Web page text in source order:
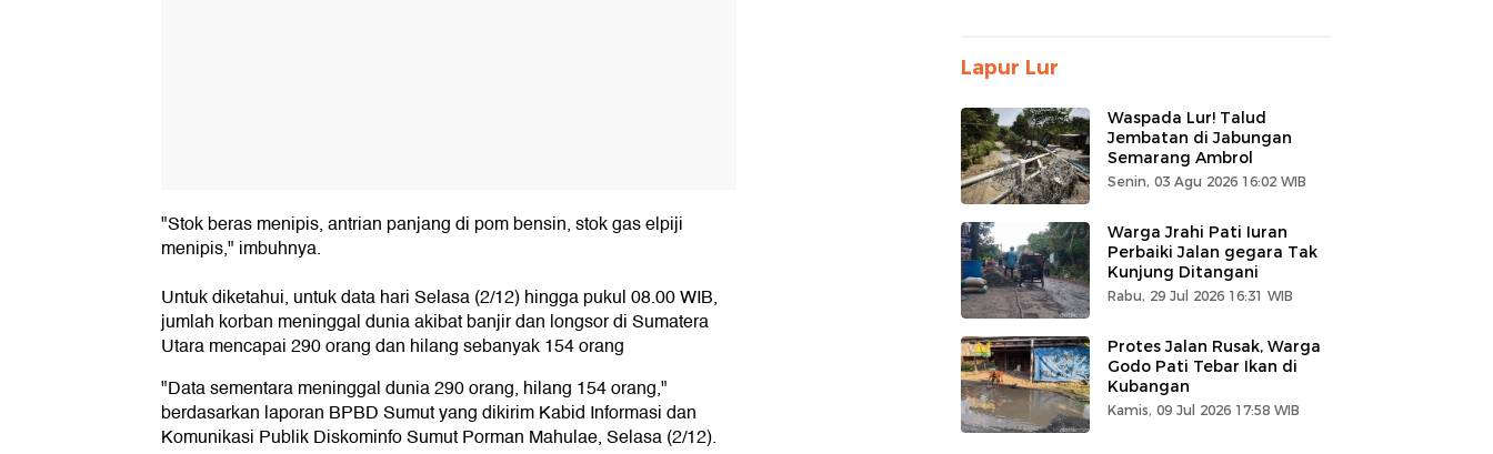
"Stok beras menipis, antrian panjang di pom bensin, stok gas elpiji
menipis," imbuhnya.
Untuk diketahui, untuk data hari Selasa (2/12) hingga pukul 08.00 WIB,
jumlah korban meninggal dunia akibat banjir dan longsor di Sumatera
Utara mencapai 290 orang dan hilang sebanyak 154 orang
"Data sementara meninggal dunia 290 orang, hilang 154 orang,"
berdasarkan laporan BPBD Sumut yang dikirim Kabid Informasi dan
Komunikasi Publik Diskominfo Sumut Porman Mahulae, Selasa (2/12).
Lapur Lur
Waspada Lur! Talud
Jembatan di Jabungan
Semarang Ambrol
Senin, 03 Agu 2026 16:02 WIB
Warga Jrahi Pati Iuran
Perbaiki Jalan gegara Tak
Kunjung Ditangani
Rabu, 29 Jul 2026 16:31 WIB
Protes Jalan Rusak, Warga
Godo Pati Tebar Ikan di
Kubangan
Kamis, 09 Jul 2026 17:58 WIB